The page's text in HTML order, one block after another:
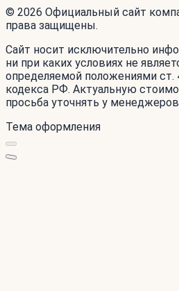
© 2026 Официальный сайт
права защищены.
Сайт носит исключительно
ни при каких условиях не
определяемой положениями ст.
кодекса РФ. Актуальную
просьба уточнять у
Тема оформления